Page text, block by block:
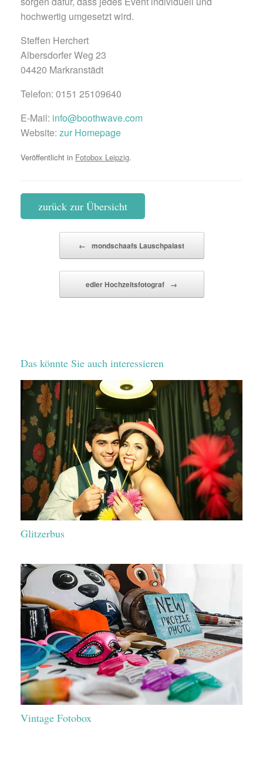
hochwertig umgesetzt wird.
Steffen Herchert
Albersdorfer Weg 23
04420 Markranstädt
Telefon: 0151 25109640
E-Mail: info@boothwave.com
Website: zur Homepage
Veröffentlicht in Fotobox Leipzig.
zurück zur Übersicht
← mondschaafs Lauschpalast
edler Hochzeitsfotograf →
Das könnte Sie auch interessieren
Glitzerbus
Vintage Fotobox